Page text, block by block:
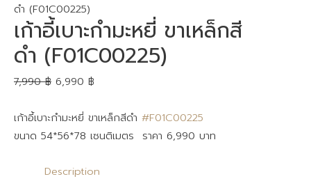
ดำ (F01C00225)
เก้าอี้เบาะกำมะหยี่ ขาเหล็กสี
ดำ (F01C00225)
7,990฿ 6,990 ฿
เก้าอี้เบาะกำมะหยี่ ขาเหล็กสีดำ #F01C00225
ขนาด 54*56*78 เซนติเมตร ราคา 6,990 บาท
Description